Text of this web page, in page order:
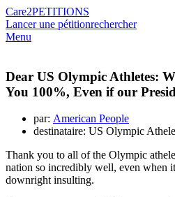
Care2PETITIONS
Lancer une pétitionrechercher
Menu
Dear US Olympic Athletes:
You 100%, Even if our
par: American People
destinataire: US Olympic
Thank you to all of the Olympic
nation so incredibly well, even when
downright insulting.